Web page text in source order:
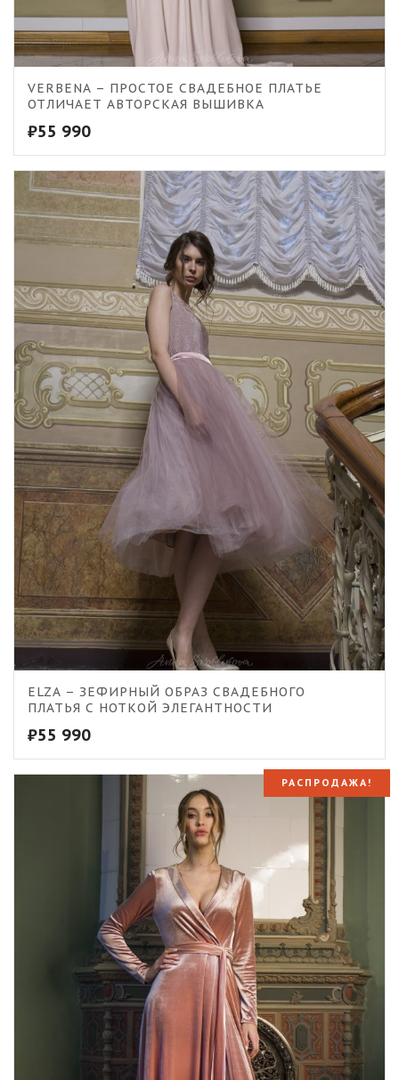
VERBENA – ПРОСТОЕ СВАДЕБНОЕ ПЛАТЬЕ
ОТЛИЧАЕТ АВТОРСКАЯ ВЫШИВКА
₽55 990
ELZA – ЗЕФИРНЫЙ ОБРАЗ СВАДЕБНОГО
ПЛАТЬЯ С НОТКОЙ ЭЛЕГАНТНОСТИ
₽55 990
РАСПРОДАЖА!